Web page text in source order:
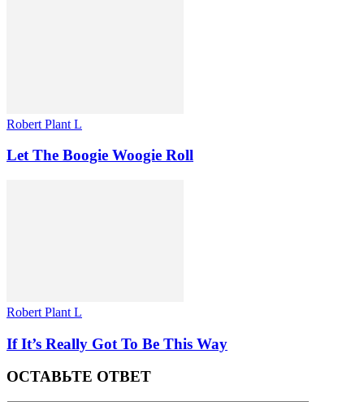
Robert Plant L
Let The Boogie Woogie Roll
Robert Plant L
If It’s Really Got To Be This Way
ОСТАВЬТЕ ОТВЕТ